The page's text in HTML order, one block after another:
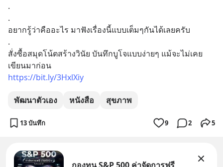
.
.
อยากรู้ว่าคืออะไร มาฟังเรื่องนี้แบบเต็มๆกันได้เลยครับ
.
สั่งซื้อสมุดโน้ตสร้างวินัย บันทึกบูโจแบบง่ายๆ แม้จะไม่เคย
เขียนมาก่อน
https://bit.ly/3HxlXiy
พัฒนาตัวเอง หนังสือ สุขภาพ
13 บันทึก 9 2 5